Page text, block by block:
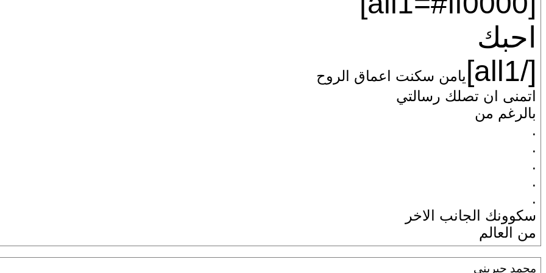
احبك
[/all1]
يامن سكنت اعماق الروح
اتمنى ان تصلك رسالتي
بالرغم من
.
.
.
.
.
سكوونك الجانب الاخر
من العالم
محمد جبريني